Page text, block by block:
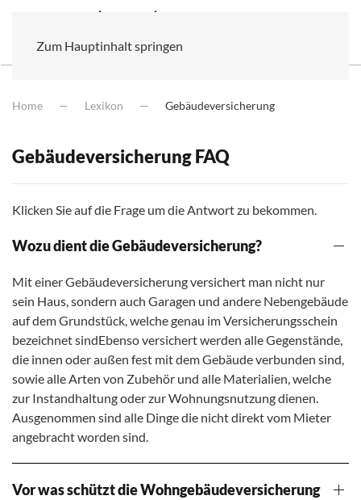
Zum Hauptinhalt springen
Home Lexikon Gebäudeversicherung
Gebäudeversicherung FAQ
Klicken Sie auf die Frage um die Antwort zu bekommen.
Wozu dient die Gebäudeversicherung?
Mit einer Gebäudeversicherung versichert man nicht nur
sein Haus, sondern auch Garagen und andere Nebengebäude
auf dem Grundstück, welche genau im Versicherungsschein
bezeichnet sindEbenso versichert werden alle Gegenstände,
die innen oder außen fest mit dem Gebäude verbunden sind,
sowie alle Arten von Zubehör und alle Materialien, welche
zur Instandhaltung oder zur Wohnungsnutzung dienen.
Ausgenommen sind alle Dinge die nicht direkt vom Mieter
angebracht worden sind.
Vor was schützt die Wohngebäudeversicherung